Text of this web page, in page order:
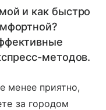
и как быстро
методов.
менее приятно,
за городом